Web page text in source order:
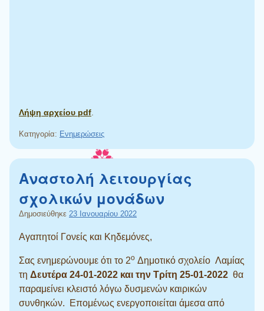
Λήψη αρχείου pdf
Κατηγορία: Ενημερώσεις
Αναστολή λειτουργίας
σχολικών μονάδων
Δημοσιεύθηκε 23 Ιανουαρίου 2022
Αγαπητοί Γονείς και Κηδεμόνες,
Σας ενημερώνουμε ότι το 2ο Δημοτικό σχολείο Λαμίας
τη Δευτέρα 24-01-2022 και την Τρίτη 25-01-2022 θα
παραμείνει κλειστό λόγω δυσμενών καιρικών
συνθηκών. Επομένως ενεργοποιείται άμεσα από